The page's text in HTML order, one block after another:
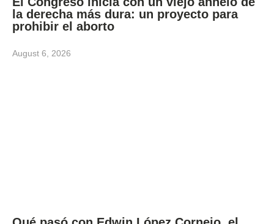
la derecha más dura: un proyecto para
prohibir el aborto
August 6, 2026